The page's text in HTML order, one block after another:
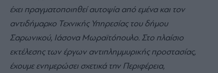
έχει πραγματοποιηθεί αυτοψία από εμένα και τον
αντιδήμαρχο Τεχνικής Υπηρεσίας του δήμου
Σαρωνικού, Ιάσονα Μωραϊτόπουλο. Στο πλαίσιο
εκτέλεσης των έργων αντιπλημμυρικής προστασίας,
έχουμε ενημερώσει σχετικά την Περιφέρεια,